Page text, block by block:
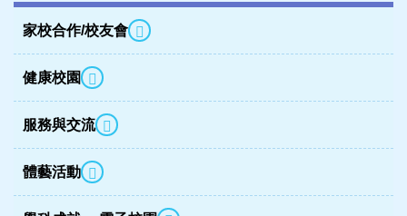
家校合作/校友會
健康校園
服務與交流
體藝活動